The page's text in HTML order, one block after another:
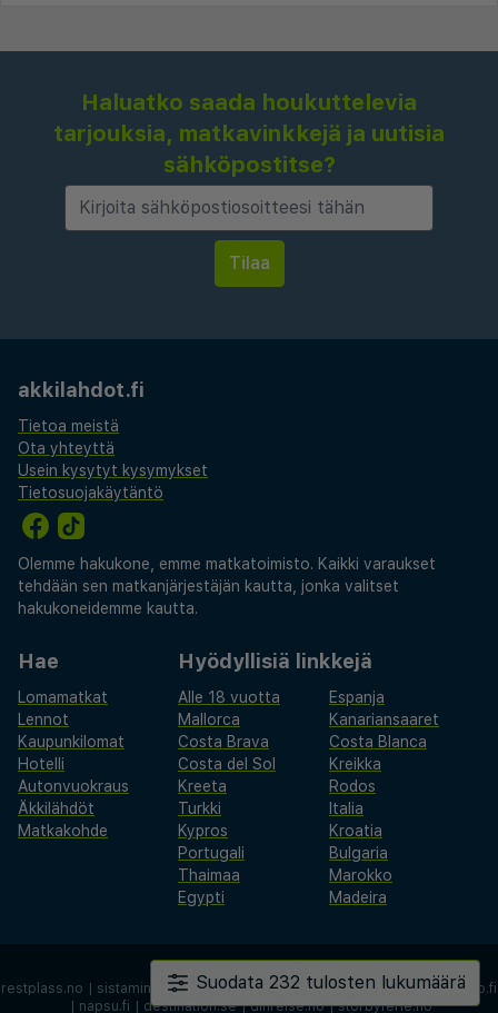
Suodata 232 tulosten lukumäärä
Haluatko saada houkuttelevia
tarjouksia, matkavinkkejä ja uutisia
sähköpostitse?
akkilahdot.fi
Tietoa meistä
Ota yhteyttä
Usein kysytyt kysymykset
Tietosuojakäytäntö
Olemme hakukone, emme matkatoimisto. Kaikki varaukset
tehdään sen matkanjärjestäjän kautta, jonka valitset
hakukoneidemme kautta.
Hae
Lomamatkat
Lennot
Kaupunkilomat
Hotelli
Autonvuokraus
Äkkilähdöt
Matkakohde
Hyödyllisiä linkkejä
Alle 18 vuotta
Espanja
Mallorca
Kanariansaaret
Costa Brava
Costa Blanca
Costa del Sol
Kreikka
Kreeta
Rodos
Turkki
Italia
Kypros
Kroatia
Portugali
Bulgaria
Thaimaa
Marokko
Egypti
Madeira
2026 ©
restplass.no
sistaminuten.se | afbudsrejser.dk | äkkilähdöt.fi | rantapallo.fi
napsu.fi destination.se | dinreise.no | storbyferie.no